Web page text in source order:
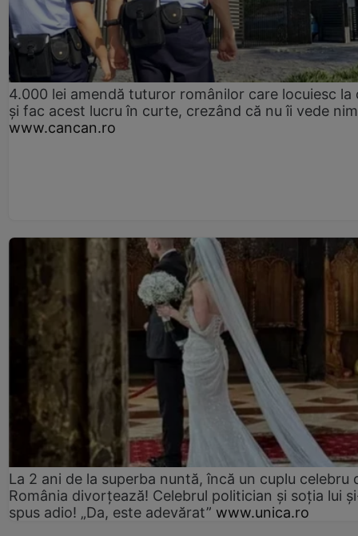
4.000 lei amendă tuturor românilor care locuiesc la
și fac acest lucru în curte, crezând că nu îi vede
www.cancan.ro
La 2 ani de la superba nuntă, încă un cuplu celebru
România divorțează! Celebrul politician și soția lui
spus adio! „Da, este adevărat” www.unica.ro